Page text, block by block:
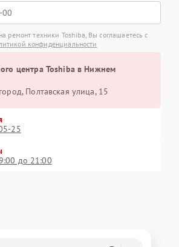
ремонт техники Toshiba, Вы соглашаетесь с
конфиденциальности
центра Toshiba в Нижнем
Полтавская улица, 15
25
до 21:00